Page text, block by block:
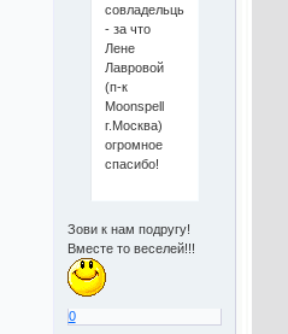
совладельцы)
- за что
Лене
Лавровой
(п-к
Moonspell
г.Москва)
огромное
спасибо!
Зови к нам подругу!
Вместе то веселей!!!
0